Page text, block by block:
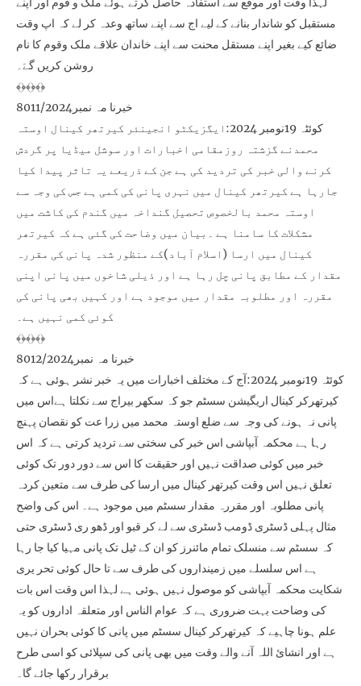
مستقبل کو شاندار بنانے کے لیے اج سے اپنے ساتھ وعدہ کر لے کہ اپ وقت
ضائع کیے بغیر اپنے مستقل محنت سے اپنے خاندان علاقے ملک وقوم کا نام
روشن کریں گےَ۔
﴾﴿﴾﴿﴾﴿
خبرنا مہ نمبر8011/2024
کوئٹہ 19نومبر 2024:ایگزیکٹو انجینئر کیرتھر کینال اوستہ
محمدنے گزشتہ روزمقامی اخبارات اور سوشل میڈیا پر گردش
کرنے والی خبر کی تردید کی ہے جن کے ذریعے یہ تاثر پیدا کیا
جارہا ہے کیرتھر کینال میں نہری پانی کی کمی ہے جس کی وجہ سے
اوستہ محمد بالخصوص تحصیل گنداخہ میں گندم کی کاشت میں
مشکلات کا سامنا ہے ۔بیان میں وضاحت کی گئی ہے کہ کیرتھر
کینال میں ارسا (اسلام آباد)کے منظور شدہ پانی کی مقررہ
مقدار کے مطابق پانی چل رہا ہے اور ذیلی شاخوں میں پانی اپنی
مقررہ اور مطلوبہ مقدار میں موجود ہے اور کہیں بھی پانی کی
کوئی کمی نہیں ہے۔
﴾﴿﴾﴿﴾﴿
خبرنا مہ نمبر8012/2024
کوئٹہ 19نومبر 2024:آج کے مختلف اخبارات میں یہ خبر نشر ہوئی ہے کہ
کیرتھرکر کینال اریگیشن سسٹم جو کہ سکھر بیراج سے نکلتا ہےاس میں
پانی نہ ہونے کی وجہ سے ضلع اوستہ محمد میں زرا عت کو نقصان پہنچ
رہا ہے محکمہ آبپاشی اس خبر کی سختی سے تردید کرتی ہے کہ اس
خبر میں کوئی صداقت نہیں اور حقیقت کا اس سے دور دور تک کوئی
تعلق نہیں اس وقت کیرتھر کینال میں ارسا کی طرف سے متعین کردہ
پانی مطلوبہ اور مقررہ مقدار سسٹم میں موجود ہے۔ اس کی واضح
مثال پہلی ڈسٹری ڈومب ڈسٹری سے لے کر قبو اور ڈھو ری ڈسٹری حتی
کہ سسٹم سے منسلک تمام مائنرز کو ان کے ٹیل تک پانی مہیا کیا جا رہا
ہے اس سلسلے میں زمینداروں کی طرف سے تا حال کوئی تحر یری
شکایت محکمہ آبپاشی کو موصول نہیں ہوئی ہے لہذا اس وقت اس بات
کی وضاحت بہت ضروری ہے کہ عوام الناس اور متعلقہ اداروں کو یہ
علم ہونا چاہیے کہ کیرتھرکر کینال سسٹم میں پانی کا کوئی بحران نہیں
ہے اور انشائ اللہ آنے والے وقت میں بھی پانی کی سپلائی کو اسی طرح
برقرار رکھا جائے گا۔